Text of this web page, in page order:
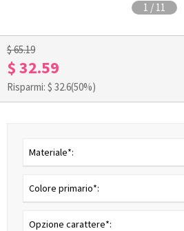
1 / 11
$ 65.19
$ 32.59
Risparmi: $ 32.6(50%)
Materiale*:
Colore primario*:
Opzione carattere*: